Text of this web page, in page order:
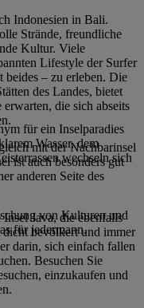
Indonesien in Bali.
Strände, freundliche
Kultur. Viele
Lifestyle der Surfer
beides – zu erleben. Die
des Landes, bietet
die sich abseits
mit der Nachbarinsel
ist auch besonders gut
anderen Seite des
Java, die ebenfalls
dicht bevölkert und immer
darin, sich einfach fallen
Besuchen Sie
einzukaufen und
für ein Inselparadies
Wasser, dem
wechseln sich
von Kulturen und
für jedermann.